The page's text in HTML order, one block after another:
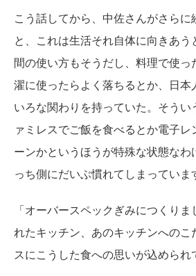
こう話してから、中佐さんがさらに
と、これは生活それ自体に向きあう
間の使い方もそうだし、料理で使っ
濯に使ったらよく落ちるとか、日本
いろな関わりを持っていた。そうい
ァミレスでご飯を食べるとか電子レ
ーンかというほうが特殊な状態なわ
っち側にだいぶ慣れてしまっていま
「オーバースペックぎみにつくりま
れたキッチン、あのキッチンへのこ
スにこうした食への思いが込められ